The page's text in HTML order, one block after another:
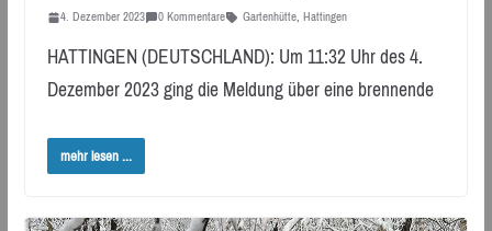
4. Dezember 2023 0 Kommentare Gartenhütte, Hattingen
HATTINGEN (DEUTSCHLAND): Um 11:32 Uhr des 4.
Dezember 2023 ging die Meldung über eine brennende
mehr lesen ...